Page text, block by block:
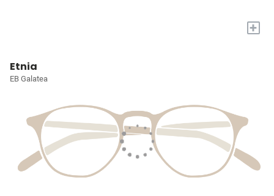
+
Etnia
EB Galatea